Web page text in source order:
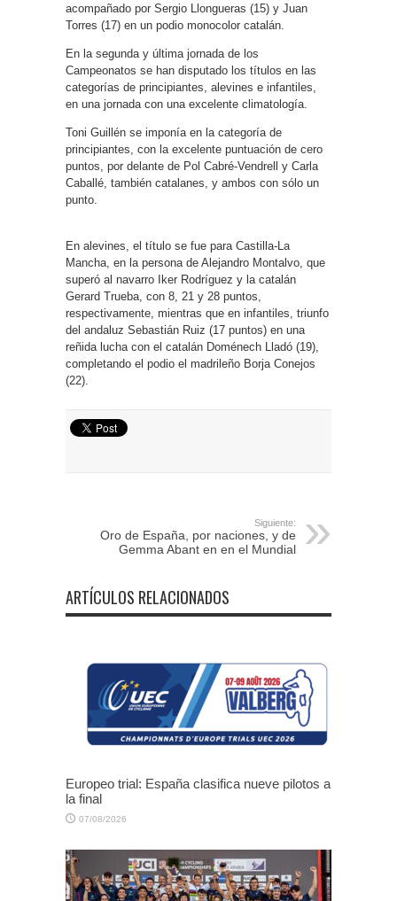
acompañado por Sergio Llongueras (15) y Juan
Torres (17) en un podio monocolor catalán.
En la segunda y última jornada de los
Campeonatos se han disputado los títulos en las
categorías de principiantes, alevines e infantiles,
en una jornada con una excelente climatología.
Toni Guillén se imponía en la categoría de
principiantes, con la excelente puntuación de cero
puntos, por delante de Pol Cabré-Vendrell y Carla
Caballé, también catalanes, y ambos con sólo un
punto.
En alevines, el título se fue para Castilla-La
Mancha, en la persona de Alejandro Montalvo, que
superó al navarro Iker Rodríguez y la catalán
Gerard Trueba, con 8, 21 y 28 puntos,
respectivamente, mientras que en infantiles, triunfo
del andaluz Sebastián Ruiz (17 puntos) en una
reñida lucha con el catalán Doménech Lladó (19),
completando el podio el madrileño Borja Conejos
(22).
Siguiente:
Oro de España, por naciones, y de
Gemma Abant en en el Mundial
ARTÍCULOS RELACIONADOS
Europeo trial: España clasifica nueve pilotos a
la final
07/08/2026